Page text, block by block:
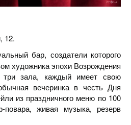
12.
бар, создатели которого
художника эпохи Возрождения
три зала, каждый имеет свою
вечеринка в честь Дня
из праздничного меню по 100
живая музыка, резерв